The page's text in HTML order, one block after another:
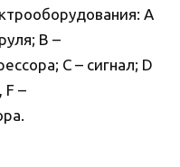
A
B –
C – сигнал; D
F –